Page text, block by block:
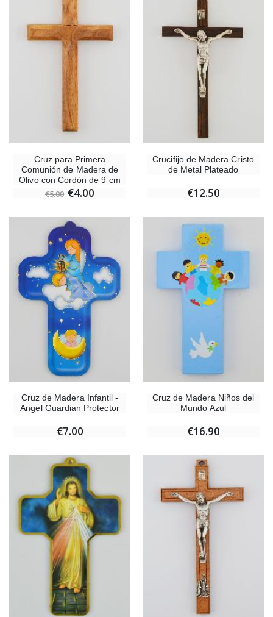
Cruz para Primera
Comunión de Madera de
Olivo con Cordón de 9 cm
€5.00 €4.00
Crucifijo de Madera Cristo
de Metal Plateado
€12.50
Cruz de Madera Infantil -
Angel Guardian Protector
€7.00
Cruz de Madera Niños del
Mundo Azul
€16.90